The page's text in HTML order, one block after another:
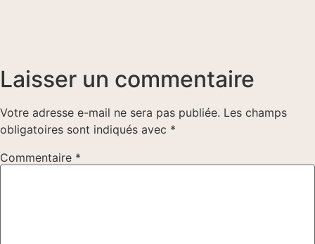
Laisser un commentaire
Votre adresse e-mail ne sera pas publiée. Les champs
obligatoires sont indiqués avec *
Commentaire *